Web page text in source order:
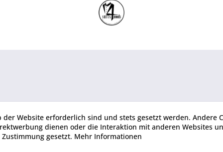
Website erforderlich sind und stets gesetzt werden. Andere
dienen oder die Interaktion mit anderen Websites
gesetzt. Mehr Informationen